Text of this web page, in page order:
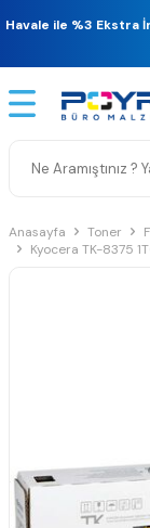
Havale ile %3 Ekstra
Anasayfa Toner
Kyocera TK-8375